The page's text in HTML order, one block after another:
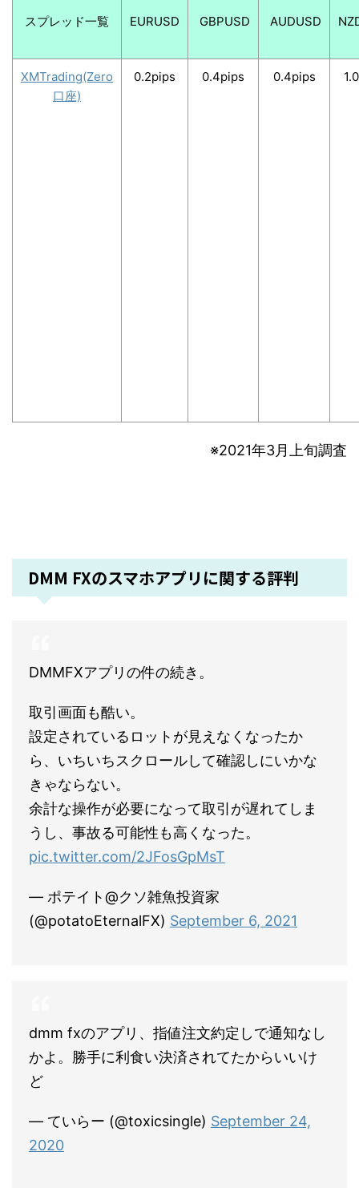
スプレッド一覧 EURUSD GBPUSD AUDUSD
XMTrading(Zero
口座)
0.2pips 0.4pips 0.4pips
※2021年3月上旬調査
DMM FXのスマホアプリに関する評判
DMMFXアプリの件の続き。
取引画面も酷い。
設定されているロットが見えなくなったか
ら、いちいちスクロールして確認しにいかな
きゃならない。
余計な操作が必要になって取引が遅れてしま
うし、事故る可能性も高くなった。
pic.twitter.com/2JFosGpMsT
— ポテイト@クソ雑魚投資家
(@potatoEternalFX) September 6, 2021
dmm fxのアプリ、指値注文約定しで通知なし
かよ。勝手に利食い決済されてたからいいけ
ど
— ていらー (@toxicsingle) September 24,
2020